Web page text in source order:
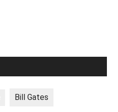
Bill Gates